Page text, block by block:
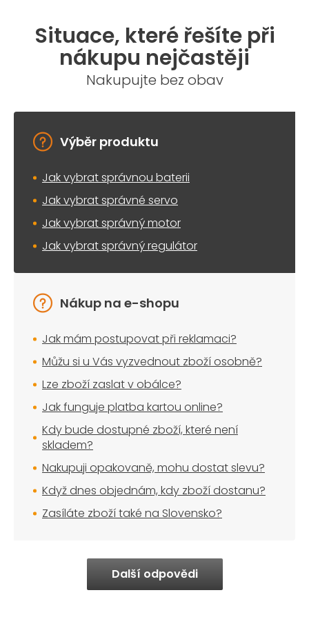
Situace, které řešíte při
nákupu nejčastěji
Nakupujte bez obav
Výběr produktu
Jak vybrat správnou baterii
Jak vybrat správné servo
Jak vybrat správný motor
Jak vybrat správný regulátor
Nákup na e-shopu
Jak mám postupovat při reklamaci?
Můžu si u Vás vyzvednout zboží osobně?
Lze zboží zaslat v obálce?
Jak funguje platba kartou online?
Kdy bude dostupné zboží, které není
skladem?
Nakupuji opakovaně, mohu dostat slevu?
Když dnes objednám, kdy zboží dostanu?
Zasíláte zboží také na Slovensko?
Další odpovědi